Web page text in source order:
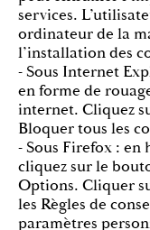
services.
ordinateur de la
l’installation des
- Sous Internet
en forme de
internet. Cliquez
Bloquer tous les
- Sous Firefox : en
cliquez sur le
Options. Cliquer
les Règles de
paramètres